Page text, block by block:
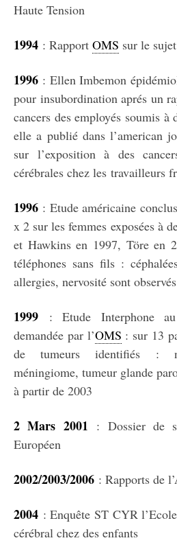
Haute Tension
1994 : Rapport OMS sur le sujet
1996 : Ellen Imbemon
pour insubordination aprés un
cancers des employés soumis à
elle a publié dans l’american
sur l’exposition à des
cérébrales chez les travailleurs
1996 : Etude américaine
x 2 sur les femmes exposées à
et Hawkins en 1997, Töre en
téléphones sans fils :
allergies, nervosité sont
1999 : Etude Interphone
demandée par l’OMS : sur 13
de tumeurs identifiés :
méningiome, tumeur glande
à partir de 2003
2 Mars 2001 : Dossier de
Européen
2002/2003/2006 : Rapports de
2004 : Enquête ST CYR
cérébral chez des enfants